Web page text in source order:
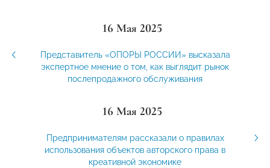
16 Мая 2025
Представитель «ОПОРЫ РОССИИ» высказала
экспертное мнение о том, как выглядит рынок
послепродажного обслуживания
16 Мая 2025
Предпринимателям рассказали о правилах
использования объектов авторского права в
креативной экономике